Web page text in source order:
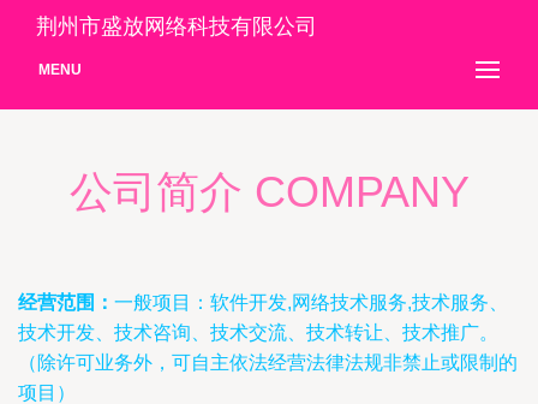
荆州市盛放网络科技有限公司
MENU
公司简介 COMPANY
经营范围： 一般项目：软件开发,网络技术服务,技术服务、
技术开发、技术咨询、技术交流、技术转让、技术推广。
（除许可业务外，可自主依法经营法律法规非禁止或限制的
项目）